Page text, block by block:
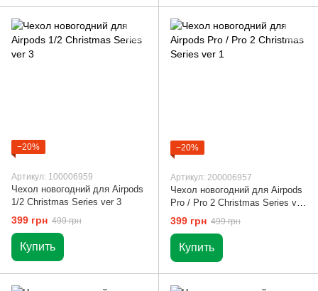
−20%
Артикул: 100006959
Чехол новогодний для Airpods
1/2 Christmas Series ver 3
399 грн 499 грн
Купить
−20%
Артикул: 200006957
Чехол новогодний для Airpods
Pro / Pro 2 Christmas Series ver
1
399 грн 499 грн
Купить